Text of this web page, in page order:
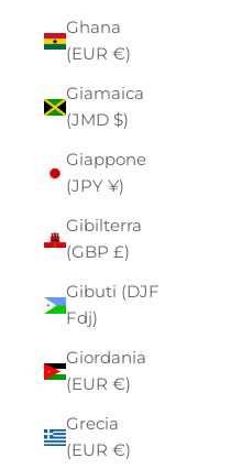
Ghana
(EUR €)
Giamaica
(JMD $)
Giappone
(JPY ¥)
Gibilterra
(GBP £)
Gibuti (DJF
Fdj)
Giordania
(EUR €)
Grecia
(EUR €)